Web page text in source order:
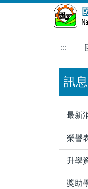
:::
訊
最新
榮譽
升學
獎助